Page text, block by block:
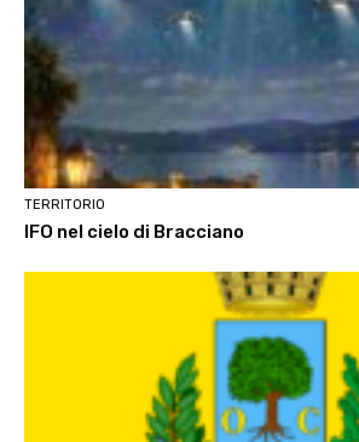
TERRITORIO
IFO nel cielo di Bracciano